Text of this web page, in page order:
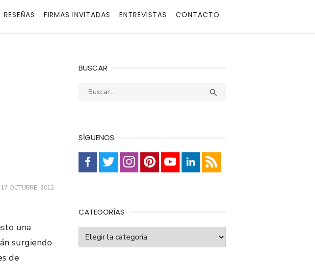
RESEÑAS FIRMAS INVITADAS ENTREVISTAS CONTACTO
PUBLICADO
17 OCTUBRE, 2012
una
surgiendo
de
BUSCAR
Buscar: 
SÍGUENOS
CATEGORÍAS